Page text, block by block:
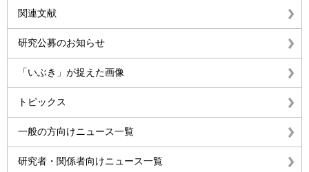
関連文献
研究公募のお知らせ
「いぶき」が捉えた画像
トピックス
一般の方向けニュース一覧
研究者・関係者向けニュース一覧